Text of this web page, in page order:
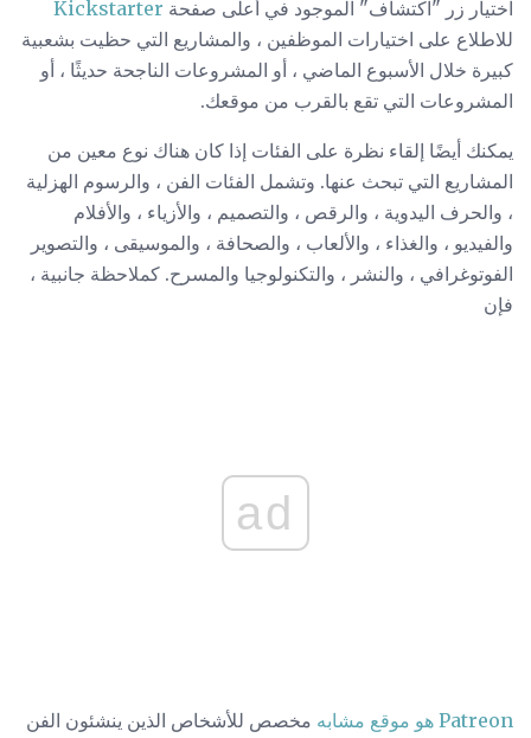
اختيار زر "اكتشاف" الموجود في أعلى صفحة Kickstarter
للاطلاع على اختيارات الموظفين ، والمشاريع التي حظيت بشعبية
كبيرة خلال الأسبوع الماضي ، أو المشروعات الناجحة حديثًا ، أو
المشروعات التي تقع بالقرب من موقعك.
يمكنك أيضًا إلقاء نظرة على الفئات إذا كان هناك نوع معين من
المشاريع التي تبحث عنها. وتشمل الفئات الفن ، والرسوم الهزلية
، والحرف اليدوية ، والرقص ، والتصميم ، والأزياء ، والأفلام
والفيديو ، والغذاء ، والألعاب ، والصحافة ، والموسيقى ، والتصوير
الفوتوغرافي ، والنشر ، والتكنولوجيا والمسرح. كملاحظة جانبية ،
فإن
ad
Patreon هو موقع مشابه
مخصص للأشخاص الذين ينشئون الفن